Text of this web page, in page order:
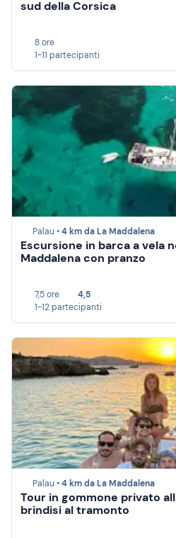
sud della Corsica
8 ore
1-11 partecipanti
Palau •4 km da La Maddalena
Escursione in barca a vela
Maddalena con pranzo
7,5 ore
4,5
1-12 partecipanti
Palau •4 km da La Maddalena
Tour in gommone privato
brindisi al tramonto